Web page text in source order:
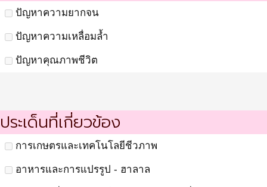
ปัญหาความยากจน
ปัญหาความเหลื่อมล้ำ
ปัญหาคุณภาพชีวิต
ประเด็นที่เกี่ยวข้อง
การเกษตรและเทคโนโลยีชีวภาพ
อาหารและการแปรรูป - ฮาลาล